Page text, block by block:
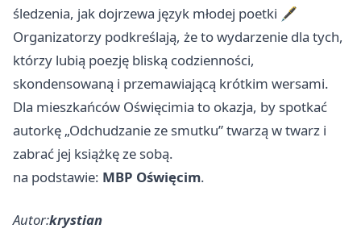
śledzenia, jak dojrzewa język młodej poetki 🖋️
Organizatorzy podkreślają, że to wydarzenie dla tych,
którzy lubią poezję bliską codzienności,
skondensowaną i przemawiającą krótkim wersami.
Dla mieszkańców Oświęcimia to okazja, by spotkać
autorkę „Odchudzanie ze smutku” twarzą w twarz i
zabrać jej książkę ze sobą.
na podstawie: MBP Oświęcim.
Autor:krystian